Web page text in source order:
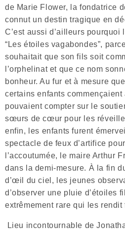
de Marie Flower, la fondatrice
connut un destin tragique en
C’est aussi d’ailleurs pourquoi
“Les étoiles vagabondes”,
souhaitait que son fils soit
l’orphelinat et que ce nom
bonheur. Au fur et à mesure
certains enfants commençaient
pouvaient compter sur le
sœurs de cœur pour les
enfin, les enfants furent
spectacle de feux d’artifice
l’accoutumée, le maire Arthur
dans la demi-mesure. À la fin
d’œil du ciel, les jeunes
d’observer une pluie d’étoiles
extrêmement rare qui les rendit
Lieu incontournable de